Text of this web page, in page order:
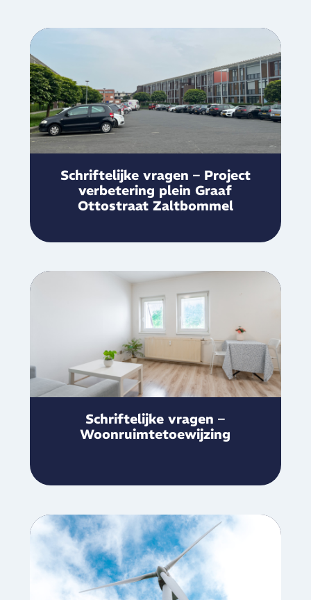
Schriftelijke vragen – Project
verbetering plein Graaf
Ottostraat Zaltbommel
Schriftelijke vragen –
Woonruimtetoewijzing